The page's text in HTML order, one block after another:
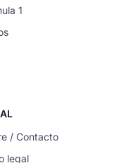
1
/ Contacto
legal